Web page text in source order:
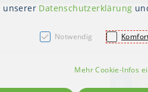
unserer Datenschutzerklärung
Notwendig
Mehr Cookie-Infos